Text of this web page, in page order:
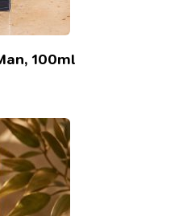
100ml